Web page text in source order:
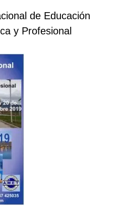
de Educación
y Profesional